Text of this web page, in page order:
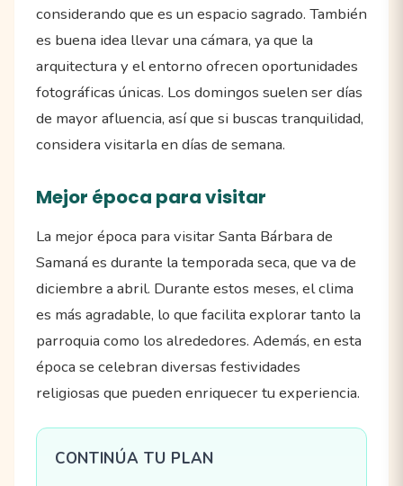
considerando que es un espacio sagrado. También
es buena idea llevar una cámara, ya que la
arquitectura y el entorno ofrecen oportunidades
fotográficas únicas. Los domingos suelen ser días
de mayor afluencia, así que si buscas tranquilidad,
considera visitarla en días de semana.
Mejor época para visitar
La mejor época para visitar Santa Bárbara de
Samaná es durante la temporada seca, que va de
diciembre a abril. Durante estos meses, el clima
es más agradable, lo que facilita explorar tanto la
parroquia como los alrededores. Además, en esta
época se celebran diversas festividades
religiosas que pueden enriquecer tu experiencia.
CONTINÚA TU PLAN